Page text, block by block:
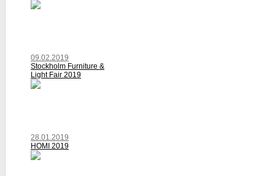
09.02.2019
Stockholm Furniture &
Light Fair 2019
28.01.2019
HOMI 2019